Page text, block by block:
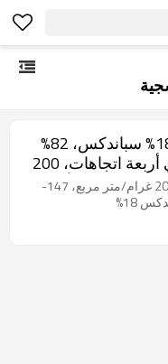
قماش بنقشة قلوب، 18% سباندكس، 82%
نايلون، قابل للتمدد في أربعة اتجاهات، 200
مضاد للأشعة
مناسب
طباعة رقمية.
أقمشة نايلون سباندكس - 200 غرام/متر مربع، 147-